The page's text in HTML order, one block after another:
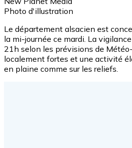
Photo d'illustration
Le département alsacien est
la mi-journée ce mardi. La
21h selon les prévisions de
localement fortes et une activité
en plaine comme sur les reliefs.